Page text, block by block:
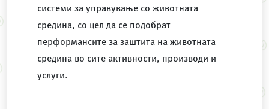
системи за управување со животната
средина, со цел да се подобрат
перформансите за заштита на животната
средина во сите активности, производи и
услуги.